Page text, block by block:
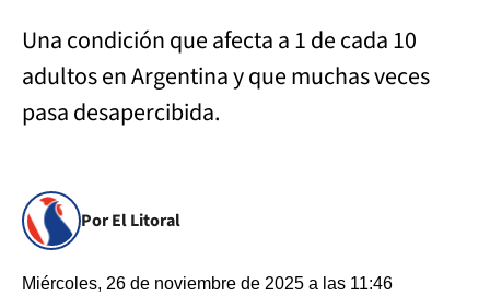
Una condición que afecta a 1 de cada 10
adultos en Argentina y que muchas veces
pasa desapercibida.
Por El Litoral
Miércoles, 26 de noviembre de 2025 a las 11:46